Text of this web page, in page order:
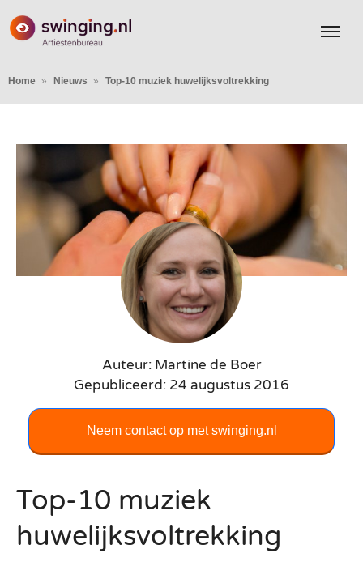
Home Nieuws Top-10 muziek huwelijksvoltrekking
Auteur: Martine de Boer
Gepubliceerd: 24 augustus 2016
Neem contact op met swinging.nl
Top-10 muziek
huwelijksvoltrekking